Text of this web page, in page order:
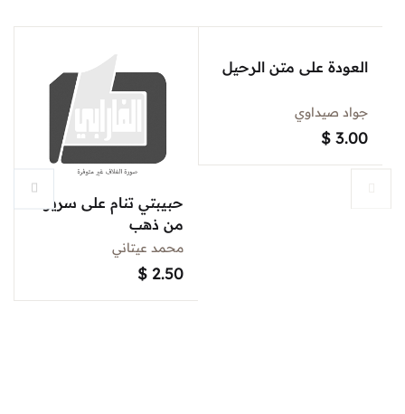
حبيبتي تنام على سرير
من ذهب
محمد عيتاني
$ 2.50
العودة على متن الرحيل
جواد صيداوي
$ 3.00